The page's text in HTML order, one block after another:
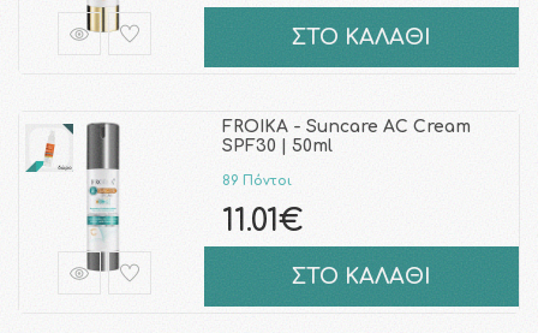
ΣΤΟ ΚΑΛΑΘΙ
FROIKA - Suncare AC Cream
SPF30 | 50ml
89 Πόντοι
11.01€
ΣΤΟ ΚΑΛΑΘΙ